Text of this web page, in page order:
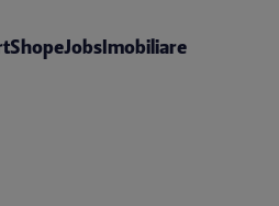
ShopeJobsImobiliare